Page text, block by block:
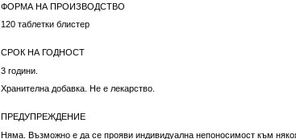
ФОРМА НА ПРОИЗВОДСТВО
120 таблетки блистер
СРОК НА ГОДНОСТ
3 години.
Хранителна добавка. Не е лекарство.
ПРЕДУПРЕЖДЕНИЕ
Няма. Възможно е да се прояви индивидуална непоносимост към